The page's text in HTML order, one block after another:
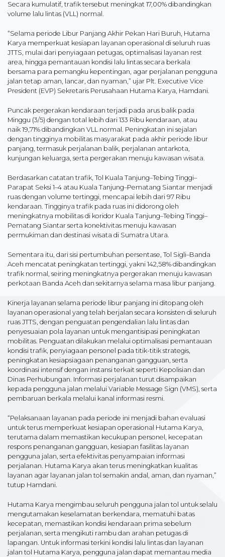
Secara kumulatif, trafik tersebut meningkat 17,00% dibandingkan
volume lalu lintas (VLL) normal.
“Selama periode Libur Panjang Akhir Pekan Hari Buruh, Hutama
Karya memperkuat kesiapan layanan operasional di seluruh ruas
JTTS, mulai dari penyiagaan petugas, optimalisasi layanan rest
area, hingga pemantauan kondisi lalu lintas secara berkala
bersama para pemangku kepentingan, agar perjalanan pengguna
jalan tetap aman, lancar, dan nyaman,” ujar Plt. Executive Vice
President (EVP) Sekretaris Perusahaan Hutama Karya, Hamdani.
Puncak pergerakan kendaraan terjadi pada arus balik pada
Minggu (3/5) dengan total lebih dari 133 Ribu kendaraan, atau
naik 19,71% dibandingkan VLL normal. Peningkatan ini sejalan
dengan tingginya mobilitas masyarakat pada akhir periode libur
panjang, termasuk perjalanan balik, perjalanan antarkota,
kunjungan keluarga, serta pergerakan menuju kawasan wisata.
Berdasarkan catatan trafik, Tol Kuala Tanjung–Tebing Tinggi–
Parapat Seksi 1–4 atau Kuala Tanjung–Pematang Siantar menjadi
ruas dengan volume tertinggi, mencapai lebih dari 97 Ribu
kendaraan. Tingginya trafik pada ruas ini didorong oleh
meningkatnya mobilitas di koridor Kuala Tanjung–Tebing Tinggi–
Pematang Siantar serta konektivitas menuju kawasan
permukiman dan destinasi wisata di Sumatra Utara.
Sementara itu, dari sisi pertumbuhan persentase, Tol Sigli–Banda
Aceh mencatat peningkatan tertinggi, yakni 142,58% dibandingkan
trafik normal, seiring meningkatnya pergerakan menuju kawasan
perkotaan Banda Aceh dan sekitarnya selama masa libur panjang.
Kinerja layanan selama periode libur panjang ini ditopang oleh
layanan operasional yang telah berjalan secara konsisten di seluruh
ruas JTTS, dengan penguatan pengendalian lalu lintas dan
penyesuaian pola layanan untuk mengantisipasi peningkatan
mobilitas. Penguatan dilakukan melalui optimalisasi pemantauan
kondisi trafik, penyiagaan personel pada titik-titik strategis,
peningkatan kesiapsiagaan penanganan gangguan, serta
koordinasi intensif dengan instansi terkait seperti Kepolisian dan
Dinas Perhubungan. Informasi perjalanan turut disampaikan
kepada pengguna jalan melalui Variable Message Sign (VMS), serta
pembaruan berkala melalui kanal informasi resmi.
“Pelaksanaan layanan pada periode ini menjadi bahan evaluasi
untuk terus memperkuat kesiapan operasional Hutama Karya,
terutama dalam memastikan kecukupan personel, kecepatan
respons penanganan gangguan, kesiapan fasilitas layanan
pengguna jalan, serta efektivitas penyampaian informasi
perjalanan. Hutama Karya akan terus meningkatkan kualitas
layanan agar layanan jalan tol semakin andal, aman, dan nyaman,”
tutup Hamdani.
Hutama Karya mengimbau seluruh pengguna jalan tol untuk selalu
mengutamakan keselamatan berkendara, mematuhi batas
kecepatan, memastikan kondisi kendaraan prima sebelum
perjalanan, serta mengikuti rambu dan arahan petugas di
lapangan. Untuk informasi terkini kondisi lalu lintas dan layanan
jalan tol Hutama Karya, pengguna jalan dapat memantau media